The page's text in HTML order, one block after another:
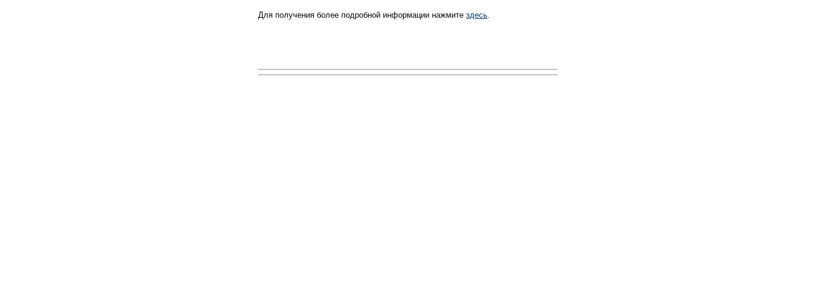
Для получения более подробной информации нажмите здесь